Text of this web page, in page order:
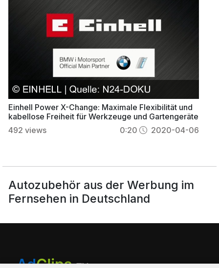
Einhell Power X-Change: Maximale Flexibilität und
kabellose Freiheit für Werkzeuge und Gartengeräte
492 views 0:20 2020-04-06
Autozubehör aus der Werbung im
Fernsehen in Deutschland